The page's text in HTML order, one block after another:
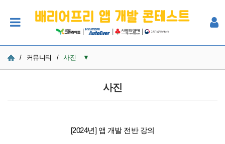
| | |
/ 커뮤니티 / 사진 ▼
사진
사진
[2024년] 앱 개발 전반 강의